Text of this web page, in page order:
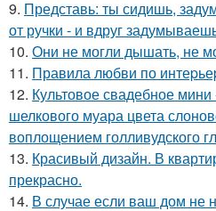
9. Представь: ты сидишь,
от ручки - и вдруг
10. Они не могли дышать, не
11. Правила любви по
12. Культовое свадебное
шелкового муара цвета
воплощением голливудского
13. Красивый дизайн. В
прекрасно.
14. В случае если ваш дом не